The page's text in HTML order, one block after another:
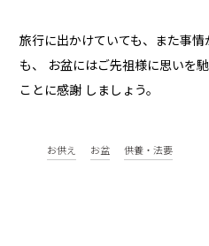
旅行に出かけていても、また事
も、 お盆にはご先祖様に思いを
ことに感謝 しましょう。
お供え お盆 供養・法要